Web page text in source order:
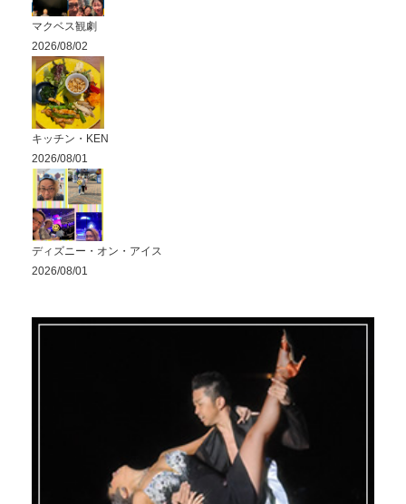
マクベス観劇
2026/08/02
キッチン・KEN
2026/08/01
ディズニー・オン・アイス
2026/08/01